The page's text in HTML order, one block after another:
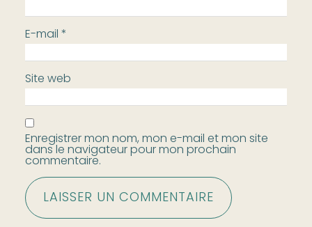
E-mail*
Site web
Enregistrer mon nom, mon e-mail et mon site
dans le navigateur pour mon prochain
commentaire.